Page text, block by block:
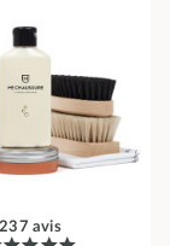
237 avis